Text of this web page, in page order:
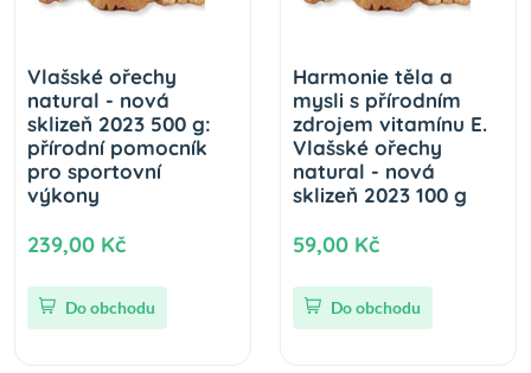
Vlašské ořechy
natural - nová
sklizeň 2023 500 g:
přírodní pomocník
pro sportovní
výkony
239,00 Kč
Do obchodu
Harmonie těla a
mysli s přírodním
zdrojem vitamínu E.
Vlašské ořechy
natural - nová
sklizeň 2023 100 g
59,00 Kč
Do obchodu